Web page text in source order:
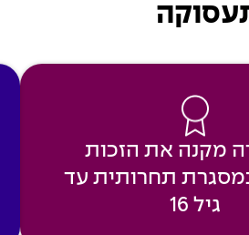
מקנה את הזכות
תחרותית עד
גיל 16